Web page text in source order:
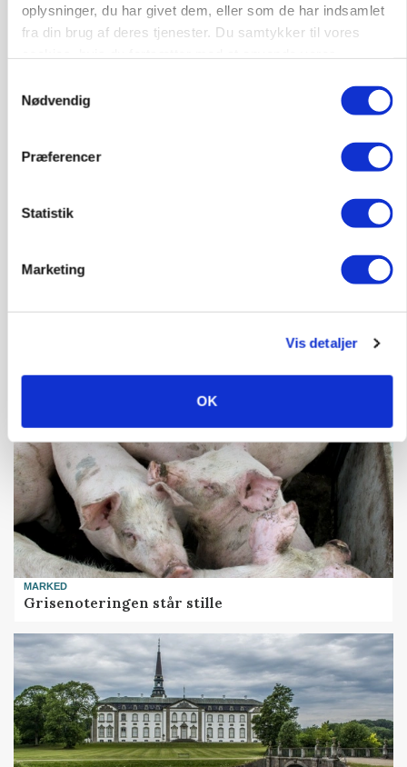
oplysninger, du har givet dem, eller som de har indsamlet
fra din brug af deres tjenester. Du samtykker til vores
Nødvendig
Præferencer
Statistik
Marketing
Vis detaljer
OK
Annonce
Loading...
Danish Crown slår igen i noteringsstrid: Tysk
MARKED
Grisenoteringen står stille